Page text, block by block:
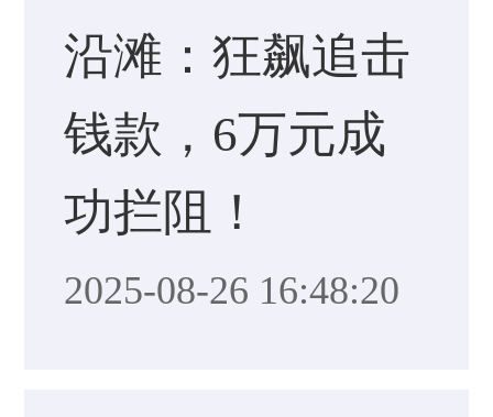
沿滩：狂飙追击
钱款，6万元成
功拦阻！
2025-08-26 16:48:20